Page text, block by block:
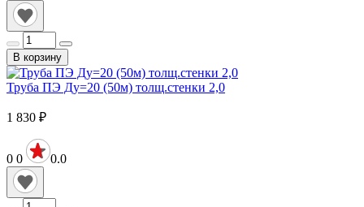
В корзину
Труба ПЭ Ду=20 (50м) толщ.стенки 2,0
1 830 ₽
0 0 0.0